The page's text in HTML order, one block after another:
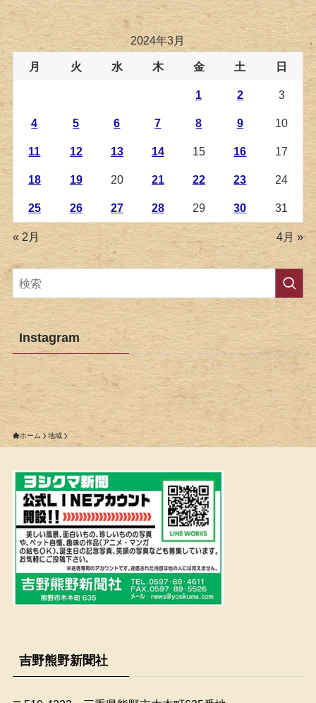
2024年3月
月 火 水 木 金 土 日
1 2 3
4 5 6 7 8 9 10
11 12 13 14 15 16 17
18 19 20 21 22 23 24
25 26 27 28 29 30 31
« 2月 4月 »
Instagram
ホーム 地域
吉野熊野新聞社